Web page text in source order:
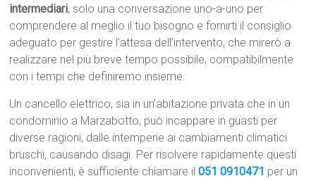
intermediari, solo una conversazione uno-a-uno per
comprendere al meglio il tuo bisogno e fornirti il consiglio
adeguato per gestire l’attesa dell’intervento, che mirerò a
realizzare nel più breve tempo possibile, compatibilmente
con i tempi che definiremo insieme.
Un cancello elettrico, sia in un’abitazione privata che in un
condominio a Marzabotto, può incappare in guasti per
diverse ragioni, dalle intemperie ai cambiamenti climatici
bruschi, causando disagi. Per risolvere rapidamente questi
inconvenienti, è sufficiente chiamare il051 0910471 per un